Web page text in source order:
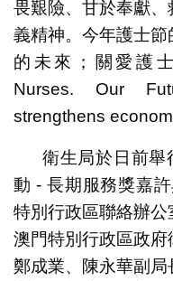
畏艱險、甘於奉獻
義精神。今年護士
的未來；關愛護
Nurses. Our
strengthens
衛生局於日前舉
動 - 長期服務獎嘉
特別行政區聯絡辦公
澳門特別行政區政府
鄭成業、陳永華副局